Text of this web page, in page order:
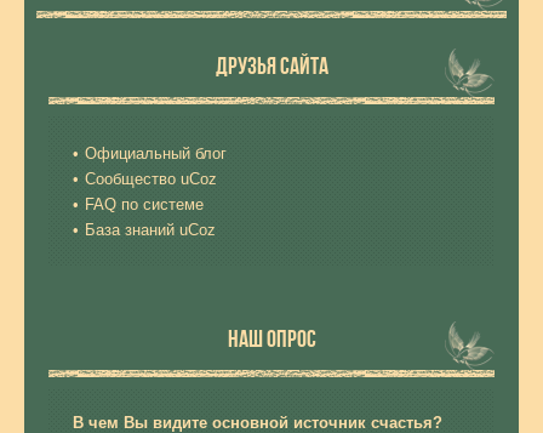
ДРУЗЬЯ САЙТА
Официальный блог
Сообщество uCoz
FAQ по системе
База знаний uCoz
НАШ ОПРОС
В чем Вы видите основной источник счастья?